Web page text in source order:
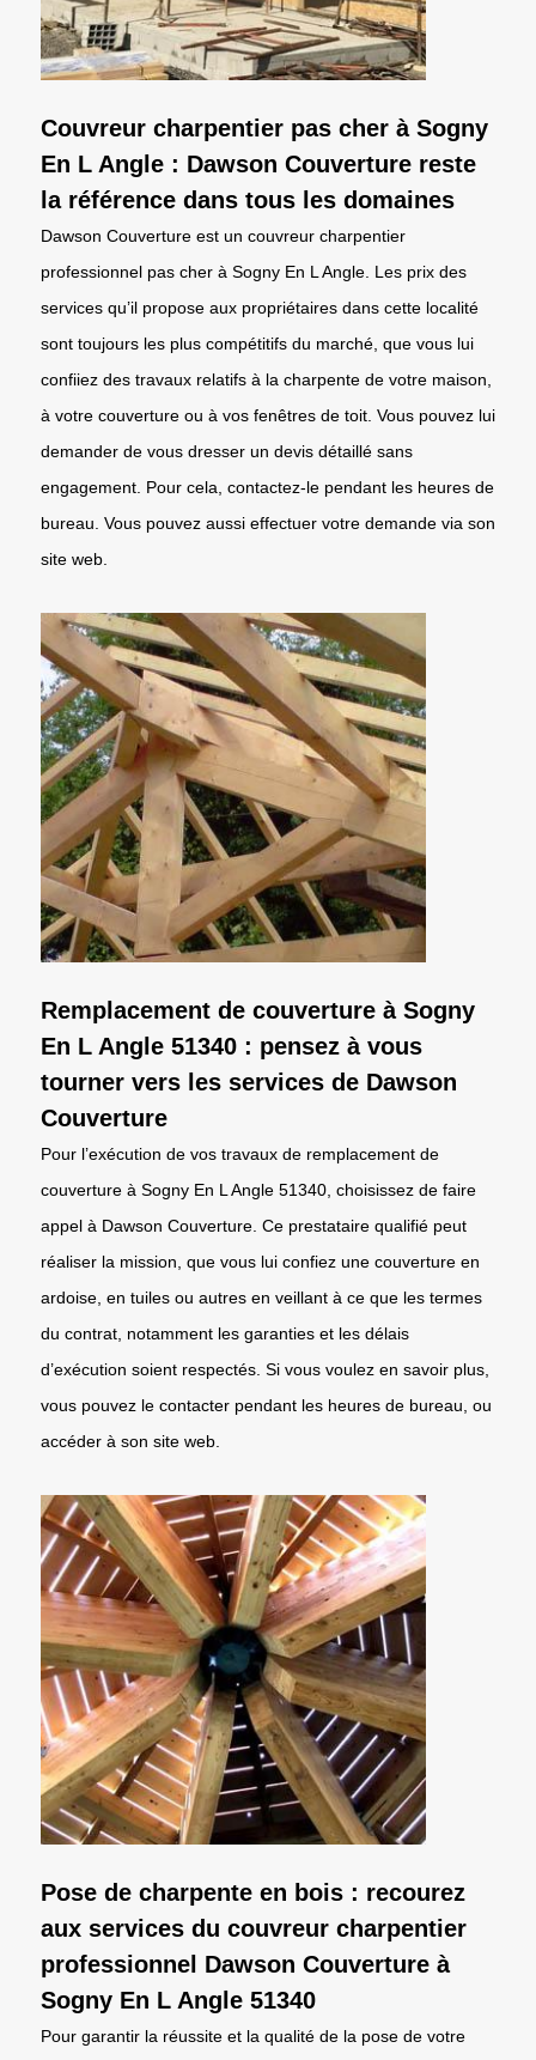
Couvreur charpentier pas cher à Sogny
En L Angle : Dawson Couverture reste
la référence dans tous les domaines
Dawson Couverture est un couvreur charpentier
professionnel pas cher à Sogny En L Angle. Les prix des
services qu’il propose aux propriétaires dans cette localité
sont toujours les plus compétitifs du marché, que vous lui
confiiez des travaux relatifs à la charpente de votre maison,
à votre couverture ou à vos fenêtres de toit. Vous pouvez lui
demander de vous dresser un devis détaillé sans
engagement. Pour cela, contactez-le pendant les heures de
bureau. Vous pouvez aussi effectuer votre demande via son
site web.
Remplacement de couverture à Sogny
En L Angle 51340 : pensez à vous
tourner vers les services de Dawson
Couverture
Pour l’exécution de vos travaux de remplacement de
couverture à Sogny En L Angle 51340, choisissez de faire
appel à Dawson Couverture. Ce prestataire qualifié peut
réaliser la mission, que vous lui confiez une couverture en
ardoise, en tuiles ou autres en veillant à ce que les termes
du contrat, notamment les garanties et les délais
d’exécution soient respectés. Si vous voulez en savoir plus,
vous pouvez le contacter pendant les heures de bureau, ou
accéder à son site web.
Pose de charpente en bois : recourez
aux services du couvreur charpentier
professionnel Dawson Couverture à
Sogny En L Angle 51340
Pour garantir la réussite et la qualité de la pose de votre